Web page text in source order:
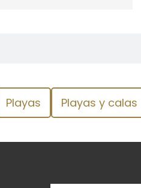
Playas Playas y calas